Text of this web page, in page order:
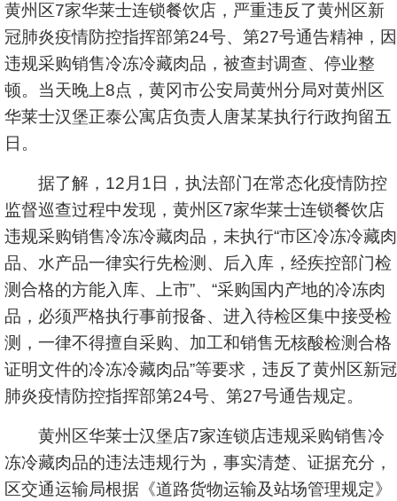
黄州区7家华莱士连锁餐饮店，严重违反了黄州区新
冠肺炎疫情防控指挥部第24号、第27号通告精神，因
违规采购销售冷冻冷藏肉品，被查封调查、停业整
顿。当天晚上8点，黄冈市公安局黄州分局对黄州区
华莱士汉堡正泰公寓店负责人唐某某执行行政拘留五
日。
据了解，12月1日，执法部门在常态化疫情防控
监督巡查过程中发现，黄州区7家华莱士连锁餐饮店
违规采购销售冷冻冷藏肉品，未执行“市区冷冻冷藏肉
品、水产品一律实行先检测、后入库，经疾控部门检
测合格的方能入库、上市”、“采购国内产地的冷冻肉
品，必须严格执行事前报备、进入待检区集中接受检
测，一律不得擅自采购、加工和销售无核酸检测合格
证明文件的冷冻冷藏肉品”等要求，违反了黄州区新冠
肺炎疫情防控指挥部第24号、第27号通告规定。
黄州区华莱士汉堡店7家连锁店违规采购销售冷
冻冷藏肉品的违法违规行为，事实清楚、证据充分，
区交通运输局根据《道路货物运输及站场管理规定》